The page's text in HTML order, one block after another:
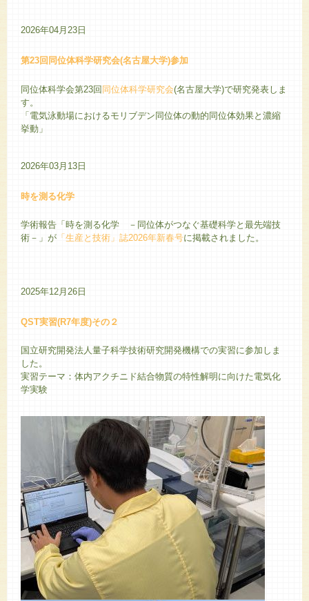
2026年04月23日
第23回同位体科学研究会(名古屋大学)参加
同位体科学会第23回 同位体科学研究会(名古屋大学)で研究発表しま
す。
「電気泳動場におけるモリブデン同位体の動的同位体効果と濃縮
挙動」
2026年03月13日
時を測る化学
学術報告「時を測る化学 －同位体がつなぐ基礎科学と最先端技
術－」が 「生産と技術」誌2026年新春号に掲載されました。
2025年12月26日
QST実習(R7年度)その２
国立研究開発法人量子科学技術研究開発機構での実習に参加しま
した。
実習テーマ：体内アクチニド結合物質の特性解明に向けた電気化
学実験